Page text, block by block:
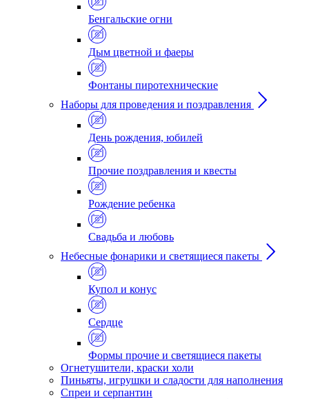
Бенгальские огни
Дым цветной и фаеры
Фонтаны пиротехнические
Наборы для проведения и поздравления
День рождения, юбилей
Прочие поздравления и квесты
Рождение ребенка
Свадьба и любовь
Небесные фонарики и светящиеся пакеты
Купол и конус
Сердце
Формы прочие и светящиеся пакеты
Огнетушители, краски холи
Пиньяты, игрушки и сладости для наполнения
Спреи и серпантин